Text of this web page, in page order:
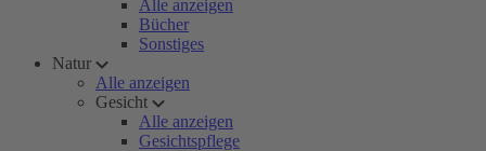
Alle anzeigen
Bücher
Sonstiges
Natur
Alle anzeigen
Gesicht
Alle anzeigen
Gesichtspflege